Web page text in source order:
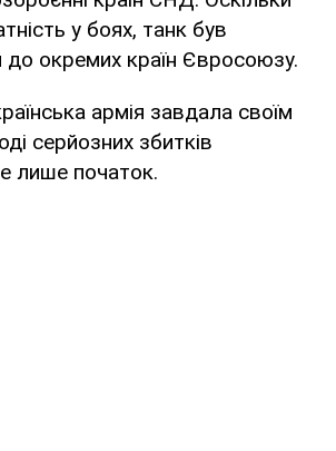
у боях, танк був
до окремих країн Євросоюзу.
армія завдала своїм
серйозних збитків
лише початок.